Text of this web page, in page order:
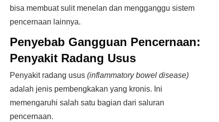
bisa membuat sulit menelan dan mengganggu sistem
pencernaan lainnya.
Penyebab Gangguan Pencernaan:
Penyakit Radang Usus
Penyakit radang usus (inflammatory bowel disease)
adalah jenis pembengkakan yang kronis. Ini
memengaruhi salah satu bagian dari saluran
pencernaan.